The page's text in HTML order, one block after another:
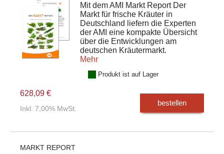
Mit dem AMI Markt Report Der
Markt für frische Kräuter in
Deutschland liefern die Experten
der AMI eine kompakte Übersicht
über die Entwicklungen am
deutschen Kräutermarkt.
Mehr
Produkt ist auf Lager
628,09 €
Inkl. 7,00% MwSt.
bestellen
MARKT REPORT